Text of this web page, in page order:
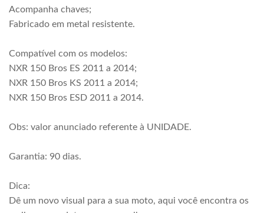
Acompanha chaves;
Fabricado em metal resistente.
Compatível com os modelos:
NXR 150 Bros ES 2011 a 2014;
NXR 150 Bros KS 2011 a 2014;
NXR 150 Bros ESD 2011 a 2014.
Obs: valor anunciado referente à UNIDADE.
Garantia: 90 dias.
Dica:
Dê um novo visual para a sua moto, aqui você encontra os